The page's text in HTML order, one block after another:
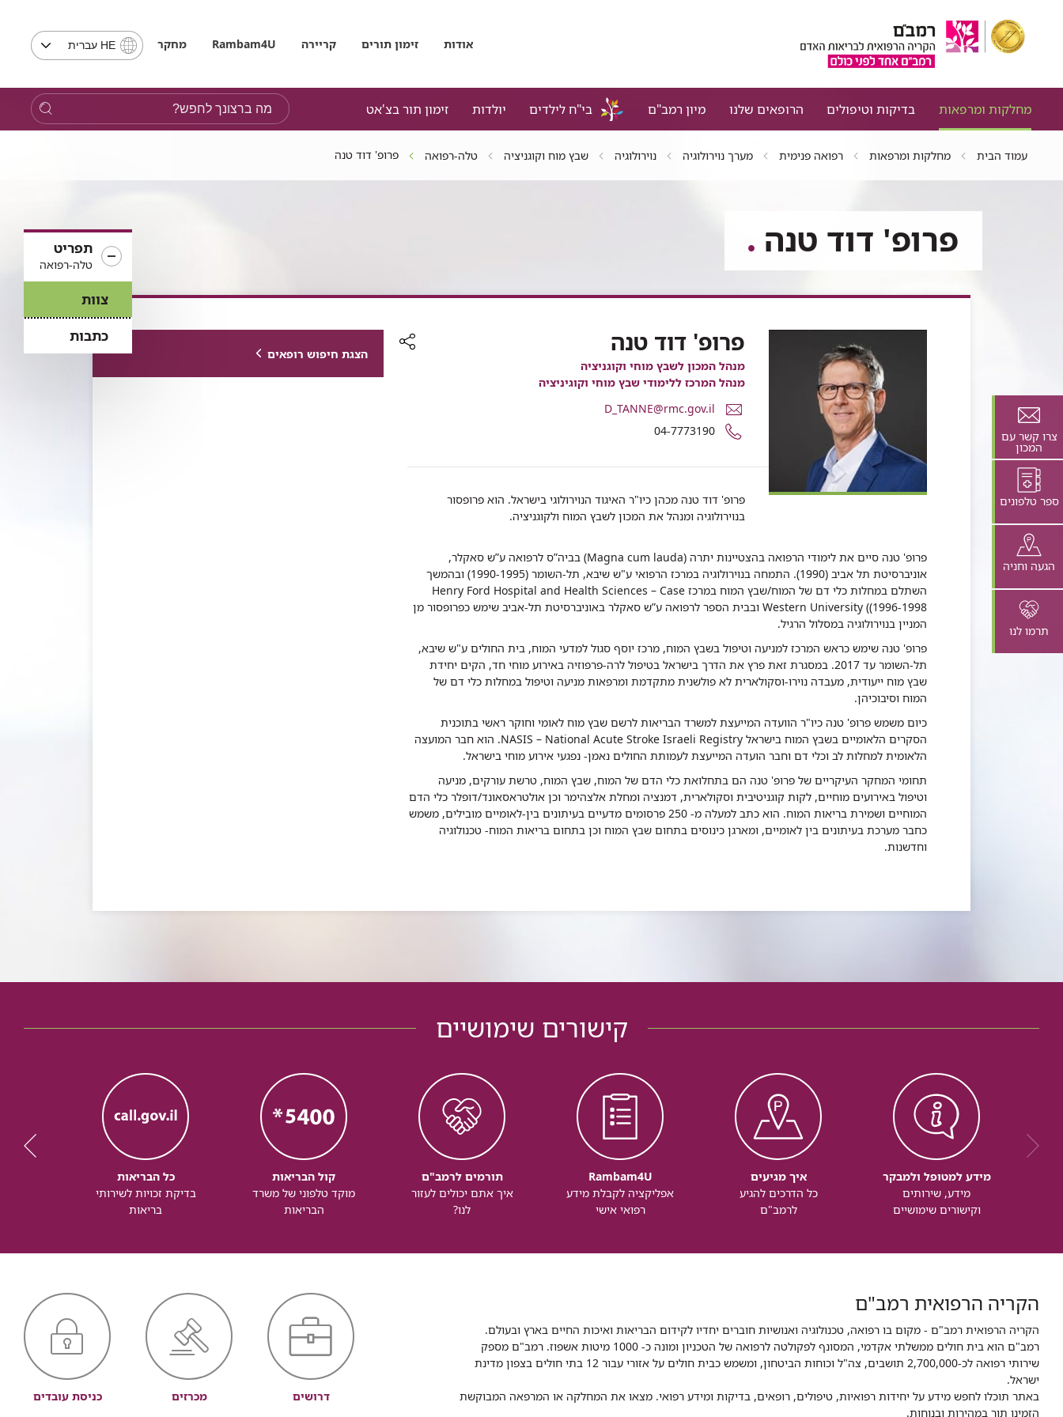
אודות זימון תורים קריירה Rambam4U מחקר
בחירת
שים
לב,
בבחירת
לאתר
HE עברית
מחלקות ומרפאות בדיקות וטיפולים הרופאים שלנו מיון רמב"ם בי"ח לילדים יולדות זימון תור בצ'אט
מה
ברצונך
לחפש?
צרו קשר עם
המכון
ספר טלפונים
הגעה וחניה
תרמו לנו
עמוד הבית מחלקות ומרפאות רפואה פנימית מערך נוירולוגיה נוירולוגיה שבץ מוח וקוגניציה טלה-רפואה פרופ' דוד טנה
תפריט
טלה-רפואה
צוות
כתבות
פרופ' דוד טנה
פרופ' דוד טנה
מנהל המכון לשבץ מוחי וקוגניציה
מנהל המרכז ללימודי שבץ מוחי וקוגיניציה
דואר
אלקטרוני
פרופ'
D_TANNE@rmc.gov.il
מספר
דוד
טנה
04-7773190
שיתוף
פרופ' דוד טנה מכהן כיו"ר האיגוד הנוירולוגי בישראל. הוא פרופסור
בנוירולוגיה ומנהל את המכון לשבץ המוח ולקוגניציה.
פרופ' טנה סיים את לימודי הרפואה בהצטיינות יתרה (Magna cum lauda) בביה”ס לרפואה ע”ש סאקלר,
אוניברסיטת תל אביב (1990). התמחה בנוירולוגיה במרכז הרפואי ע"ש שיבא, תל-השומר (1990-1995) ובהמשך
השתלם במחלות כלי דם של המוח/שבץ המוח במרכז Henry Ford Hospital and Health Sciences – Case
Western University ((1996-1998 ובבית הספר לרפואה ע”ש סאקלר באוניברסיטת תל-אביב שימש כפרופסור מן
המניין בנוירולוגיה במסלול הרגיל.
פרופ' טנה שימש כראש המרכז למניעה וטיפול בשבץ המוח, מרכז יוסף סגול למדעי המוח, בית החולים ע"ש שיבא,
תל-השומר עד 2017. במסגרת זאת פרץ את הדרך בישראל בטיפול לרה-פרפוזיה באירוע מוחי חד, הקים יחידת
שבץ מוח ייעודית, מעבדה נוירו-וסקולארית לא פולשנית מתקדמת ומרפאות מניעה וטיפול במחלות כלי דם של
המוח וסיבוכיהן.
כיום משמש פרופ' טנה כיו"ר הוועדה המייעצת למשרד הבריאות לרשם שבץ מוח לאומי וחוקר ראשי בתוכנית
הסקרים הלאומיים בשבץ המוח בישראל NASIS – National Acute Stroke Israeli Registry. הוא חבר המועצה
הלאומית למחלות לב וכלי דם וחבר הועדה המייעצת לעמותת החולים נאמן- נפגעי אירוע מוחי בישראל.
תחומי המחקר העיקריים של פרופ' טנה הם בתחלואת כלי הדם של המוח, שבץ המוח, טרשת עורקים, מניעה
וטיפול באירועים מוחיים, לקות קוגניטיבית וסקולארית, דמנציה ומחלת אלצהימר וכן אולטראסאונד/דופלר כלי הדם
המוחיים ושמירת בריאות המוח. הוא כתב למעלה מ- 250 פרסומים מדעיים בעיתונים בין-לאומיים מובילים, משמש
כחבר מערכת בעיתונים בין לאומיים, ומארגן כינוסים בתחום שבץ המוח וכן בתחום בריאות המוח- טכנולוגיה
וחדשנות.
הצגת חיפוש רופאים
קישורים שימושיים
מידע למטופל ולמבקר
מידע, שירותים
וקישורים שימושיים
איך מגיעים
כל הדרכים להגיע
לרמב"ם
Rambam4U
אפליקציה לקבלת מידע
רפואי אישי
תורמים לרמב"ם
איך אתם יכולים לעזור
לנו?
קול הבריאות
מוקד טלפוני של משרד
הבריאות
כל הבריאות
בדיקת זכויות לשירותי
בריאות
הקריה הרפואית רמב"ם
הקריה הרפואית רמב"ם - מקום בו רפואה, טכנולוגיה ואנושיות חוברים יחדיו לקידום הבריאות ואיכות החיים בארץ ובעולם.
רמב"ם הוא בית חולים ממשלתי אקדמי, המסונף לפקולטה לרפואה של הטכניון ומונה כ- 1000 מיטות אשפוז. רמב"ם מספק
שירותי רפואה לכ-2,700,000 תושבים, צה"ל וכוחות הביטחון, ומשמש כבית חולים על אזורי עבור 12 בתי חולים בצפון מדינת
ישראל.
באתר תוכלו לחפש מידע על יחידות רפואיות, טיפולים, רופאים, בדיקות ומידע רפואי. מצאו את המחלקה או המרפאה המבוקשת
הזמינו תור במהירות ובנוחות.
דרושים מכרזים כניסת עובדים